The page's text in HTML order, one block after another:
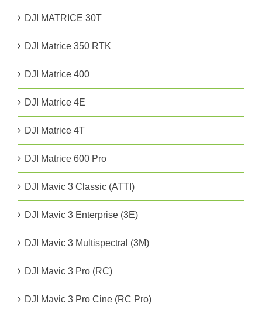
DJI MATRICE 30T
DJI Matrice 350 RTK
DJI Matrice 400
DJI Matrice 4E
DJI Matrice 4T
DJI Matrice 600 Pro
DJI Mavic 3 Classic (ATTI)
DJI Mavic 3 Enterprise (3E)
DJI Mavic 3 Multispectral (3M)
DJI Mavic 3 Pro (RC)
DJI Mavic 3 Pro Cine (RC Pro)